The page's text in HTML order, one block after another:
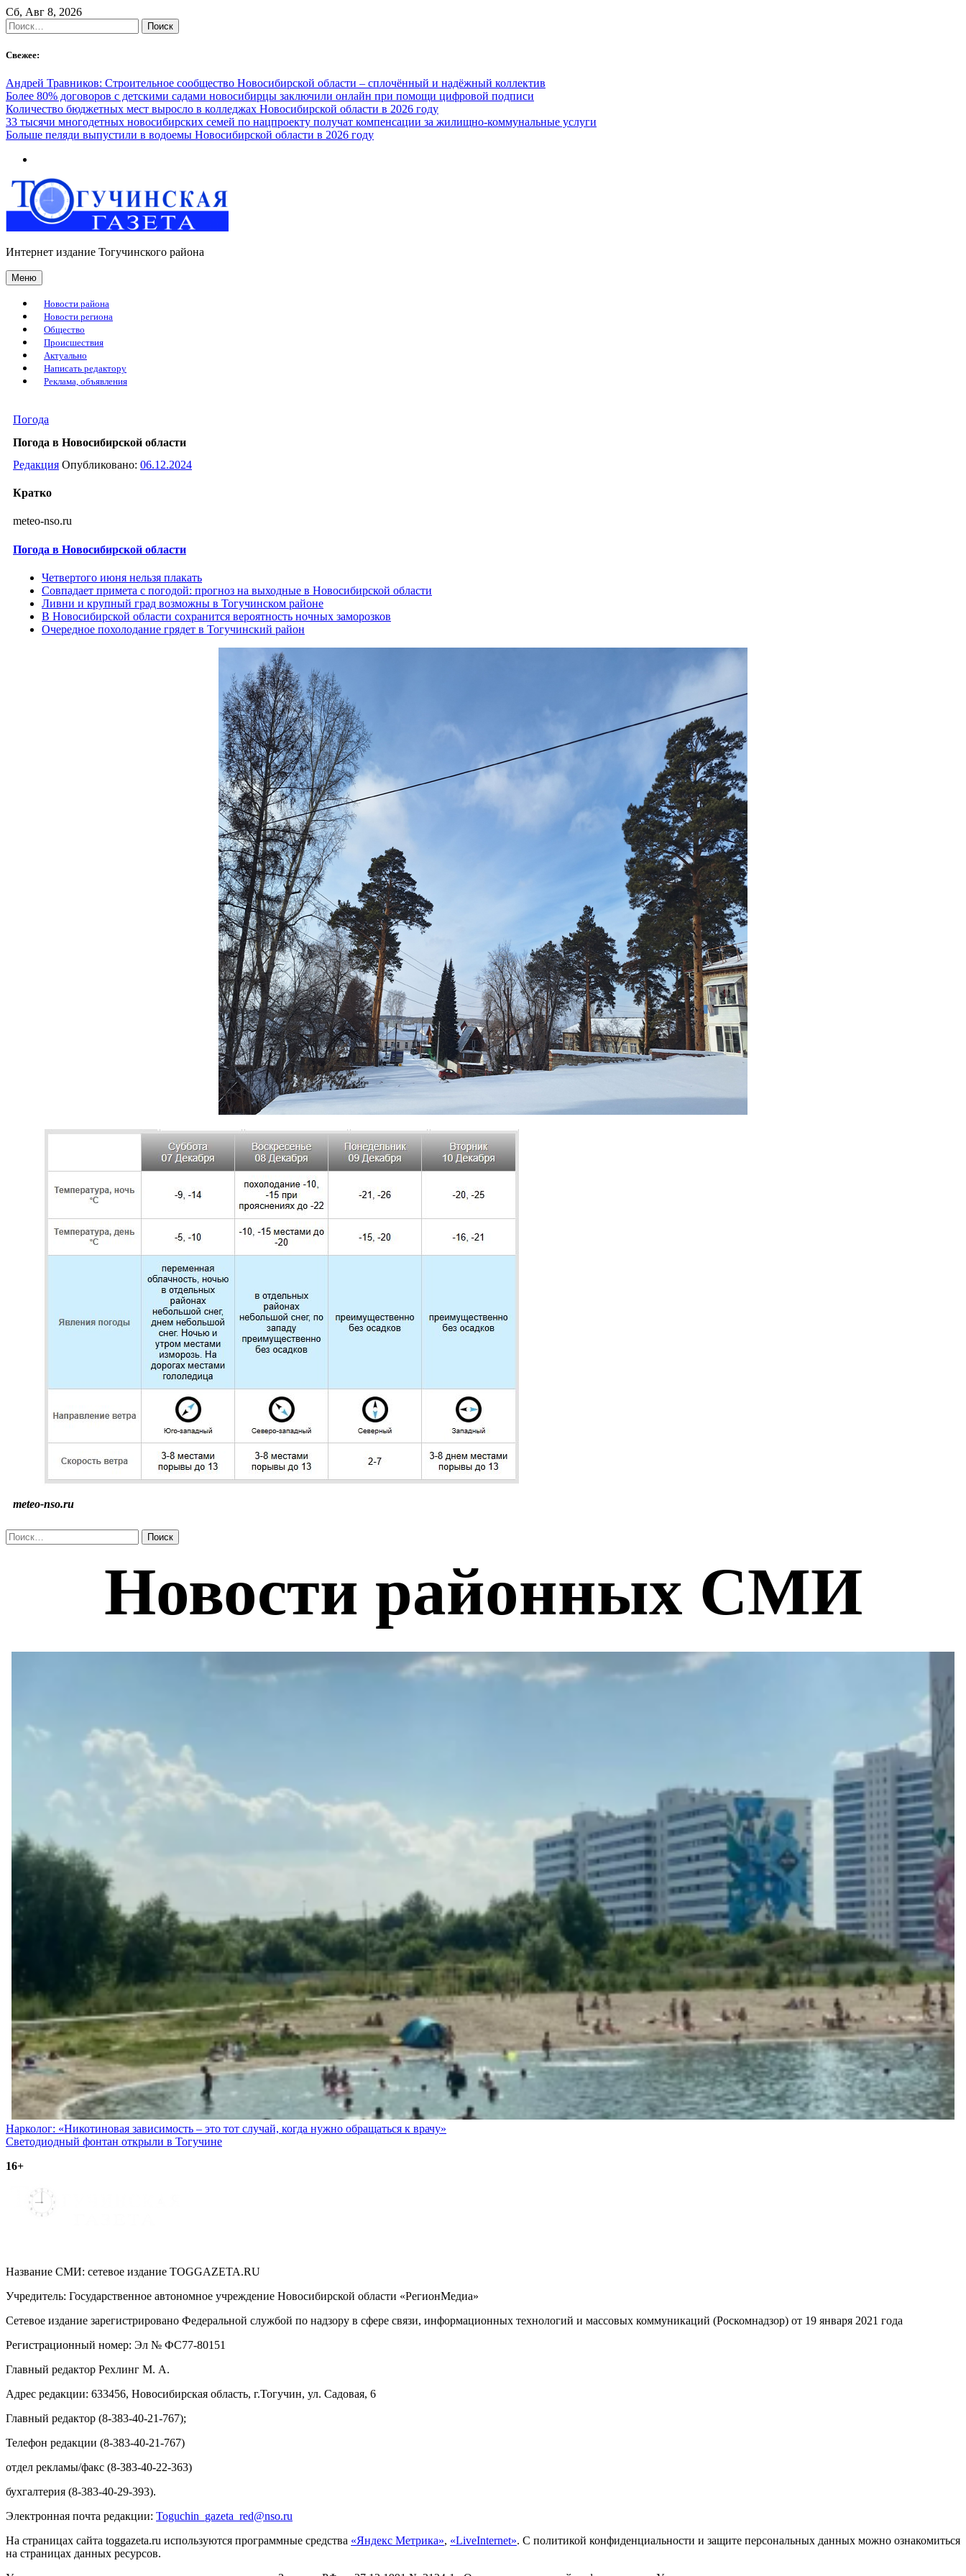
Skip
to
content
Сб, Авг 8, 2026
Найти:
Свежее:
Андрей Травников: Строительное сообщество Новосибирской области – сплочённый и надёжный коллектив
Более 80% договоров с детскими садами новосибирцы заключили онлайн при помощи цифровой подписи
Количество бюджетных мест выросло в колледжах Новосибирской области в 2026 году
33 тысячи многодетных новосибирских семей по нацпроекту получат компенсации за жилищно-коммунальные услуги
Больше пеляди выпустили в водоемы Новосибирской области в 2026 году
Интернет издание Тогучинского района
Меню
Новости района
Новости региона
Общество
Происшествия
Актуально
Написать редактору
Реклама, объявления
Погода
Погода в Новосибирской области
Редакция Опубликовано: 06.12.2024
Кратко
meteo-nso.ru
Погода в Новосибирской области
Четвертого июня нельзя плакать
Совпадает примета с погодой: прогноз на выходные в Новосибирской области
Ливни и крупный град возможны в Тогучинском районе
В Новосибирской области сохранится вероятность ночных заморозков
Очередное похолодание грядет в Тогучинский район
meteo-nso.ru
Найти:
Навигация
по
записям
Нарколог: «Никотиновая зависимость – это тот случай, когда нужно обращаться к врачу»
Светодиодный фонтан открыли в Тогучине
16+
Название СМИ: cетевое издание TOGGAZETA.RU
Учредитель: Государственное автономное учреждение Новосибирской области «РегионМедиа»
Сетевое издание зарегистрировано Федеральной службой по надзору в сфере связи, информационных технологий и массовых коммуникаций (Роскомнадзор) от 19 января 2021 года
Регистрационный номер: Эл № ФС77-80151
Главный редактор Рехлинг М. А.
Адрес редакции: 633456, Новосибирская область, г.Тогучин, ул. Садовая, 6
Главный редактор (8-383-40-21-767);
Телефон редакции (8-383-40-21-767)
отдел рекламы/факс (8-383-40-22-363)
бухгалтерия (8-383-40-29-393).
Электронная почта редакции: Toguchin gazeta red@nso.ru
На страницах сайта toggazeta.ru используются программные средства «Яндекс Метрика», «LiveInternet». С политикой конфиденциальности и защите персональных данных можно ознакомиться
на страницах данных ресурсов.